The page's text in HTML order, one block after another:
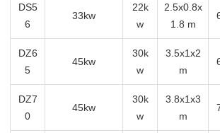
DS5
6
33kw
22k
w
2.5x0.8x
1.8 m
DZ6
5
45kw
30k
w
3.5x1x2
m
DZ7
0
45kw
30k
w
3.8x1x3
m